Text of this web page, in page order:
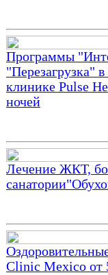
Программы
"Перезагрузка"
клинике Pulse
ночей
Лечение ЖКТ,
Clinic Mexico от